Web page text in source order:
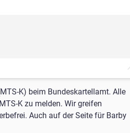
K) beim Bundeskartellamt. Alle
K zu melden. Wir greifen
Auch auf der Seite für Barby